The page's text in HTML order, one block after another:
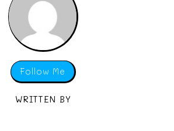
Follow Me
WRITTEN BY